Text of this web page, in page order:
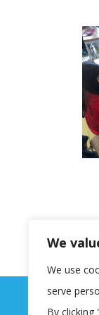
We
We use
serve
By